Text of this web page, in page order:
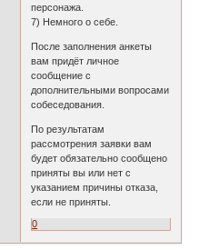
персонажа.
7) Немного о себе.
После заполнения анкеты
вам придёт личное
сообщение с
дополнительными вопросами
собеседования.
По результатам
рассмотрения заявки вам
будет обязательно сообщено
приняты вы или нет с
указанием причины отказа,
если не приняты.
0